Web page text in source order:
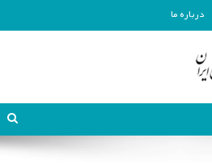
درباره ما
درسی ایران